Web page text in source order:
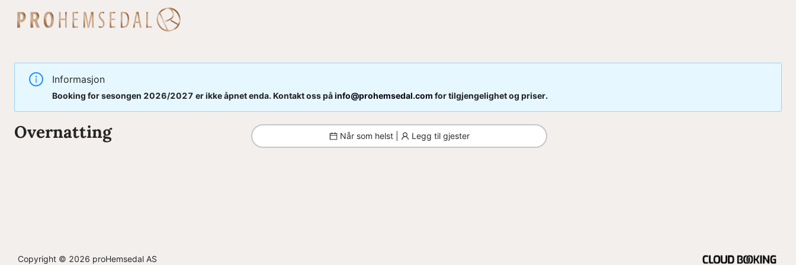
Informasjon
Booking for sesongen 2026/2027 er ikke åpnet enda. Kontakt oss påinfo@prohemsedal.com for tilgjengelighet og priser.
Overnatting Når som helst | Legg til gjester
Copyright © 2026 proHemsedal AS
Filter
Brukeravtale
Lukk
Personvernerklæring
Lukk
Kontakt
oss
Lukk